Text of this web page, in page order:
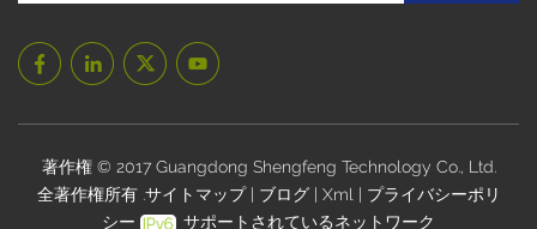
著作権 © 2017 Guangdong Shengfeng Technology Co., Ltd.
全著作権所有 . サイトマップ ブログ Xml
プライバシーポリ
シー
サポートされているネットワーク